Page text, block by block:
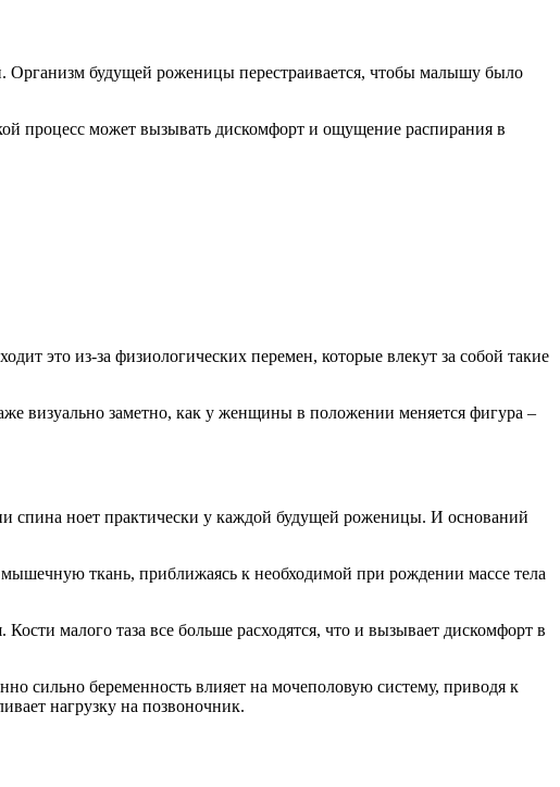
Организм будущей роженицы перестраивается, чтобы малышу было
процесс может вызывать дискомфорт и ощущение распирания в
это из-за физиологических перемен, которые влекут за собой такие
визуально заметно, как у женщины в положении меняется фигура –
спина ноет практически у каждой будущей роженицы. И оснований
ткань, приближаясь к необходимой при рождении массе тела
малого таза все больше расходятся, что и вызывает дискомфорт в
сильно беременность влияет на мочеполовую систему, приводя к
нагрузку на позвоночник.